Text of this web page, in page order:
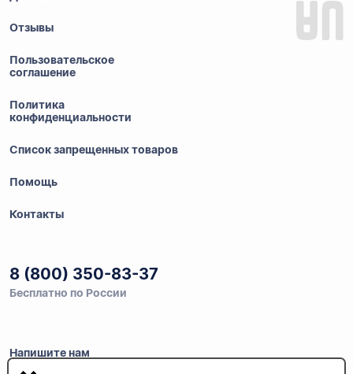
Отзывы
Пользовательское
соглашение
Политика
конфиденциальности
Список запрещенных товаров
Помощь
Контакты
8 (800) 350-83-37
Бесплатно по России
Напишите нам